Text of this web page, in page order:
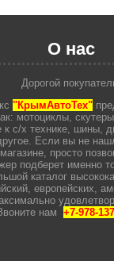
О нас
Дорогой
"КрымАвтоТех"
мотоциклы,
с/х технике, шины,
Если вы не
просто
подберет именно
каталог
европейских,
нам +7-978-